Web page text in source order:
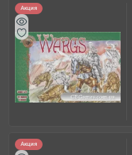
Акция
Акция